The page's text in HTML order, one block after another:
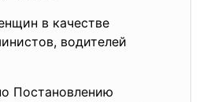
в качестве
водителей
Постановлению